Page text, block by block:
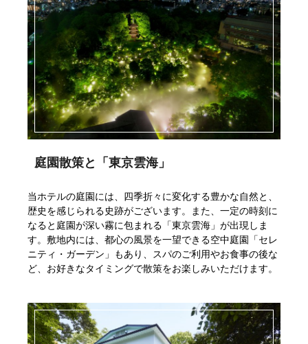
庭園散策と「東京雲海」
当ホテルの庭園には、四季折々に変化する豊かな自然と、
歴史を感じられる史跡がございます。また、一定の時刻に
なると庭園が深い霧に包まれる「東京雲海」が出現しま
す。敷地内には、都心の風景を一望できる空中庭園「セレ
ニティ・ガーデン」もあり、スパのご利用やお食事の後な
ど、お好きなタイミングで散策をお楽しみいただけます。